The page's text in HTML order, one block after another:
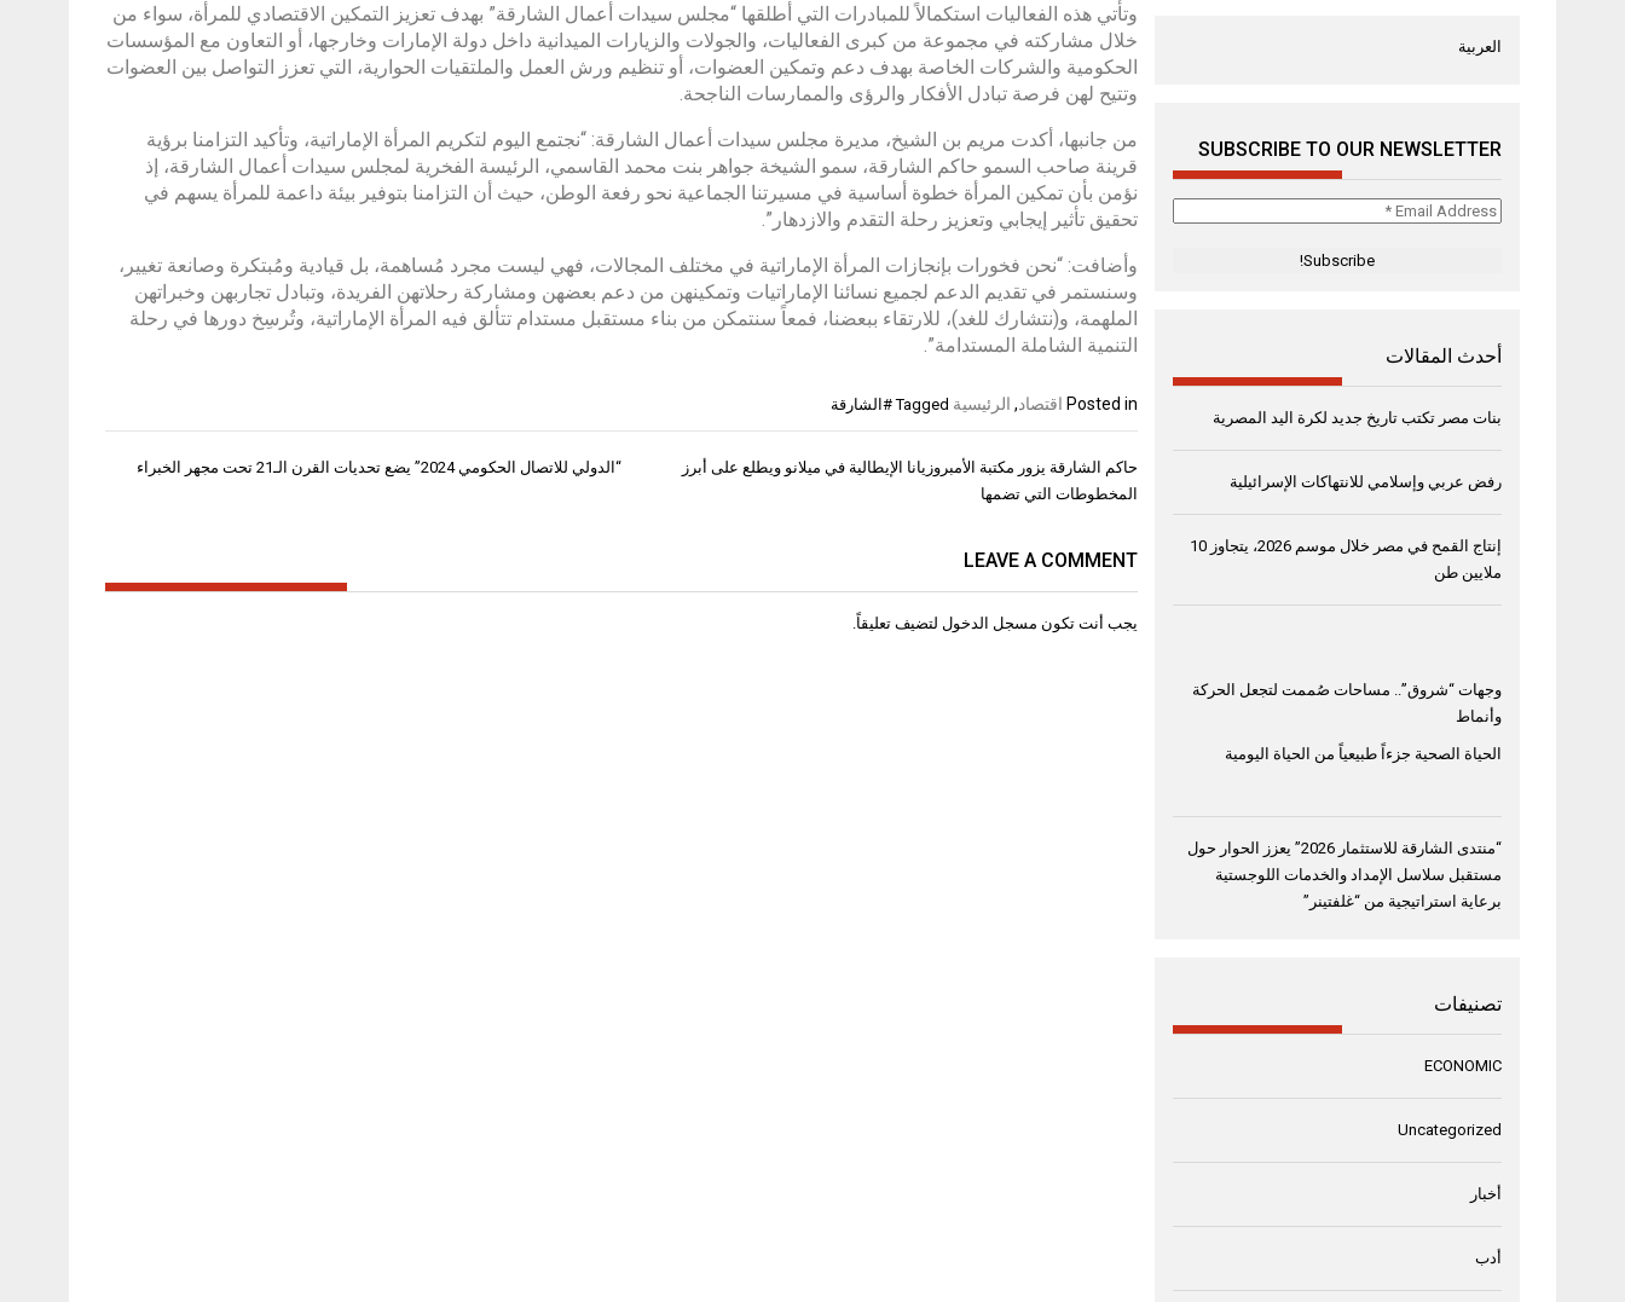
وتأتي هذه الفعاليات استكمالاً للمبادرات التي أطلقها “مجلس سيدات أعمال الشارقة” بهدف تعزيز التمكين الاقتصادي للمرأة، سواء من
خلال مشاركته في مجموعة من كبرى الفعاليات، والجولات والزيارات الميدانية داخل دولة الإمارات وخارجها، أو التعاون مع المؤسسات
الحكومية والشركات الخاصة بهدف دعم وتمكين العضوات، أو تنظيم ورش العمل والملتقيات الحوارية، التي تعزز التواصل بين العضوات
وتتيح لهن فرصة تبادل الأفكار والرؤى والممارسات الناجحة.
من جانبها، أكدت مريم بن الشيخ، مديرة مجلس سيدات أعمال الشارقة: “نجتمع اليوم لتكريم المرأة الإماراتية، وتأكيد التزامنا برؤية
قرينة صاحب السمو حاكم الشارقة، سمو الشيخة جواهر بنت محمد القاسمي، الرئيسة الفخرية لمجلس سيدات أعمال الشارقة، إذ
نؤمن بأن تمكين المرأة خطوة أساسية في مسيرتنا الجماعية نحو رفعة الوطن، حيث أن التزامنا بتوفير بيئة داعمة للمرأة يسهم في
تحقيق تأثير إيجابي وتعزيز رحلة التقدم والازدهار”.
وأضافت: “نحن فخورات بإنجازات المرأة الإماراتية في مختلف المجالات، فهي ليست مجرد مُساهمة، بل قيادية ومُبتكرة وصانعة تغيير،
وسنستمر في تقديم الدعم لجميع نسائنا الإماراتيات وتمكينهن من دعم بعضهن ومشاركة رحلاتهن الفريدة، وتبادل تجاربهن وخبراتهن
الملهمة، و(نتشارك للغد)، للارتقاء ببعضنا، فمعاً سنتمكن من بناء مستقبل مستدام تتألق فيه المرأة الإماراتية، وتُرسِخ دورها في رحلة
التنمية الشاملة المستدامة”.
Posted in اقتصاد, الرئيسية Tagged #الشارقة
تصفّح
المقالات
“الدولي للاتصال الحكومي 2024” يضع تحديات القرن الـ21 تحت مجهر الخبراء
حاكم الشارقة يزور مكتبة الأمبروزيانا الإيطالية في ميلانو ويطلع على أبرز
المخطوطات التي تضمها
LEAVE A COMMENT
يجب أنت تكون مسجل الدخول لتضيف تعليقاً.
العربية
SUBSCRIBE TO OUR NEWSLETTER
Email
أحدث المقالات
بنات مصر تكتب تاريخ جديد لكرة اليد المصرية
رفض عربي وإسلامي للانتهاكات الإسرائيلية
إنتاج القمح في مصر خلال موسم 2026، يتجاوز 10
ملايين طن
وجهات “شروق”.. مساحات صُممت لتجعل الحركة
وأنماط
الحياة الصحية جزءاً طبيعياً من الحياة اليومية
“منتدى الشارقة للاستثمار 2026” يعزز الحوار حول
مستقبل سلاسل الإمداد والخدمات اللوجستية
برعاية استراتيجية من “غلفتينر”
تصنيفات
ECONOMIC
Uncategorized
أخبار
أدب